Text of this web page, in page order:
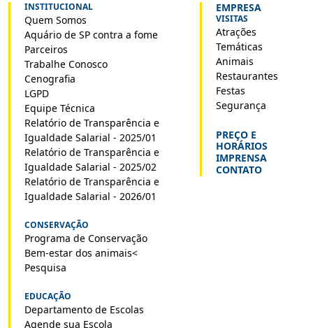
INSTITUCIONAL
Quem Somos
Aquário de SP contra a fome
Parceiros
Trabalhe Conosco
Cenografia
LGPD
Equipe Técnica
Relatório de Transparência e
Igualdade Salarial - 2025/01
Relatório de Transparência e
Igualdade Salarial - 2025/02
Relatório de Transparência e
Igualdade Salarial - 2026/01
CONSERVAÇÃO
Programa de Conservação
Bem-estar dos animais<
Pesquisa
EDUCAÇÃO
Departamento de Escolas
Agende sua Escola
EMPRESA
VISITAS
Atrações
Temáticas
Animais
Restaurantes
Festas
Segurança
PREÇO E
HORÁRIOS
IMPRENSA
CONTATO